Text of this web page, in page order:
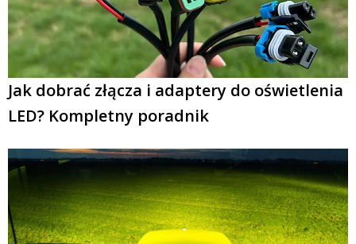
Jak dobrać złącza i adaptery do oświetlenia
LED? Kompletny poradnik